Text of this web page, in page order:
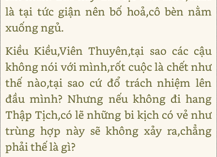
là tại tức giận nên bố hoả,cô bèn nằm
xuống ngủ.
Kiều Kiều,Viên Thuyên,tại sao các cậu
không nói với mình,rốt cuộc là chết như
thế nào,tại sao cứ đổ trách nhiệm lên
đầu mình? Nhưng nếu không đi hang
Thập Tịch,có lẽ những bi kịch có vẻ như
trùng hợp này sẽ không xảy ra,chẳng
phải thế là gì?